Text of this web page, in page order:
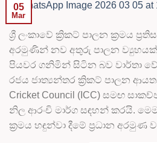
05
Mar
ශ්‍රී ලංකාවේ ක්‍රිකට් පාලන ක්‍රමය
අරමුණින් නව අතුරු පාලන ව්‍යුහයක්
පියවර ගනිමින් සිටින බව වාර්තා
රජය ජාත්‍යන්තර ක්‍රිකට් පාලන
Cricket Council (ICC) සමඟ
නිල ආරංචි මාර්ග සඳහන් කරයි.
ක්‍රමය හඳුන්වා දීමේ ප්‍රධාන අරමුණ